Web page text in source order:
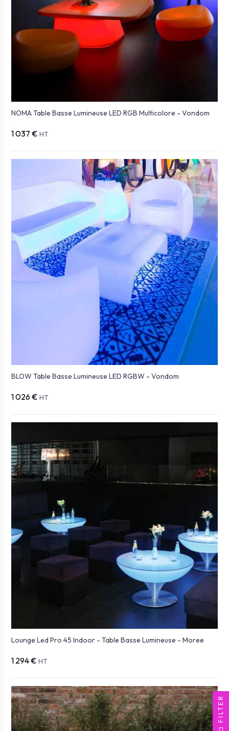
NOMA Table Basse Lumineuse LED RGB Multicolore - Vondom
1 037 € HT
BLOW Table Basse Lumineuse LED RGBW - Vondom
1 026 € HT
Lounge Led Pro 45 Indoor - Table Basse Lumineuse - Moree
1 294 € HT
FILTER